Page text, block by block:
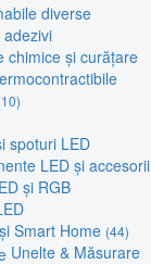
diverse
adezivi
chimice și curățare
spoturi LED
LED și accesorii
și RGB
Smart Home (44)
Unelte & Măsurare